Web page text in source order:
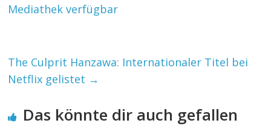
Mediathek verfügbar
The Culprit Hanzawa: Internationaler Titel bei
Netflix gelistet →
Das könnte dir auch gefallen